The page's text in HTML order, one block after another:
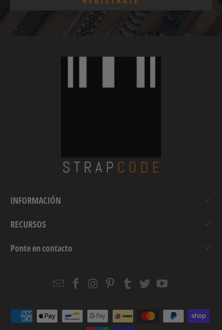
INFORMACIÓN
RECURSOS
Ponte en contacto
EmailStrapcode
Facebook
Strapcode
Instagram
Strapcode
Pinterest
Strapcode
Tumblr
Strapcode
TwitterYouTube